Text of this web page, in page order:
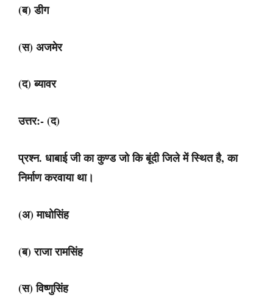
(ब) डीग
(स) अजमेर
(द) ब्यावर
उत्तर:- (द)
प्रश्न. धाबाई जी का कुण्ड जो कि बूंदी जिले में स्थित है, का
निर्माण करवाया था।
(अ) माधोसिंह
(ब) राजा रामसिंह
(स) विष्णुसिंह